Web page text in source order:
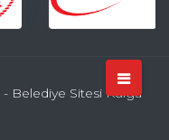
- Belediye Sitesi Kulga